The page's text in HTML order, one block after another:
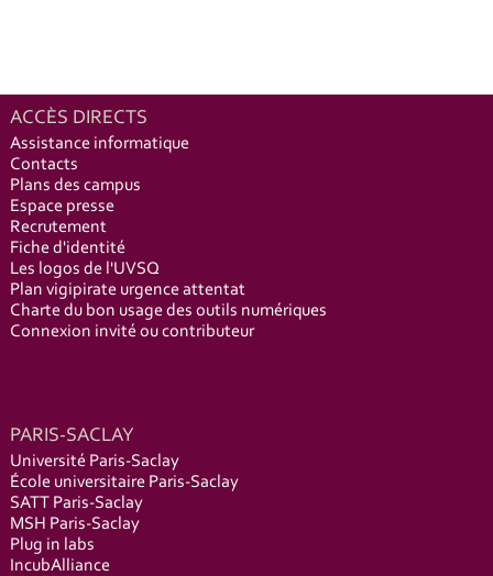
ACCÈS DIRECTS
Assistance informatique
Contacts
Plans des campus
Espace presse
Recrutement
Fiche d'identité
Les logos de l'UVSQ
Plan vigipirate urgence attentat
Charte du bon usage des outils numériques
Connexion invité ou contributeur
PARIS-SACLAY
Université Paris-Saclay
École universitaire Paris-Saclay
SATT Paris-Saclay
MSH Paris-Saclay
Plug in labs
IncubAlliance